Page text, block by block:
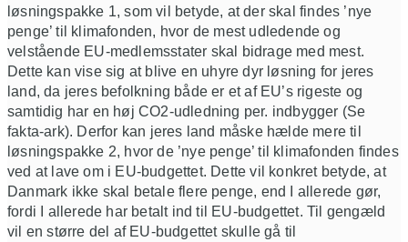
løsningspakke 1, som vil betyde, at der skal findes ’nye
penge’ til klimafonden, hvor de mest udledende og
velstående EU-medlemsstater skal bidrage med mest.
Dette kan vise sig at blive en uhyre dyr løsning for jeres
land, da jeres befolkning både er et af EU’s rigeste og
samtidig har en høj CO2-udledning per. indbygger (Se
fakta-ark). Derfor kan jeres land måske hælde mere til
løsningspakke 2, hvor de ’nye penge’ til klimafonden findes
ved at lave om i EU-budgettet. Dette vil konkret betyde, at
Danmark ikke skal betale flere penge, end I allerede gør,
fordi I allerede har betalt ind til EU-budgettet. Til gengæld
vil en større del af EU-budgettet skulle gå til